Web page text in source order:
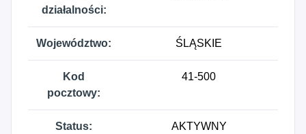
działalności:
Województwo: ŚLĄSKIE
Kod
pocztowy:
41-500
Status: AKTYWNY